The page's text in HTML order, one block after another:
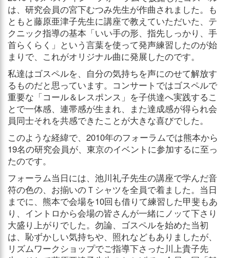
は、研究会員の宮下むつみ先生が作曲されました。も
ともと藤原亜津子先生に講座で教えていただいた、テ
クニック指導の基本「いい手の形、指先しっかり、手
首らくらく」という言葉を使って発声練習したのが始
まりで、これがオリジナル曲に発展したのです。
私達はゴスペルを、自分の気持ちを声にのせて解放す
るものだと思っています。コンサートではゴスペルで
重要な「コール＆レスポンス」を子供達へ実践するこ
とで一体感、連帯感が生まれ、また達成感が得られ会
員同士それを共感できたことが大きな喜びでした。
このような経緯で、2010年のフォーラムでは熊本から
19名の研究会員が、東京のイベントに参加するに至っ
たのです。
フォーラム当日には、池川礼子先生の講座で学んだ音
符の色の、お揃いのＴシャツを全員で着ました。当日
までに、熊本で会場を10回も借りて練習した甲斐もあ
り、イントロから会場の皆さんが一緒にノッて下さり
大盛り上がりでした。勿論、ゴスペルを始めた当初
は、恥ずかしい気持ちや、照れなどもありましたが、
リズムワークショップでご指導下さった川上貴子先